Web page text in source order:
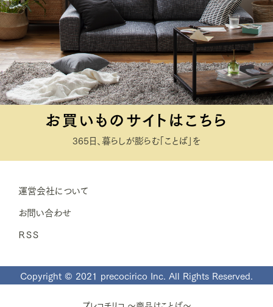
お買いものサイトはこちら
365日、暮らしが膨らむ「ことば」を
運営会社について
お問い合わせ
ＲＳＳ
Copyright © 2021 precocirico Inc. All Rights Reserved.